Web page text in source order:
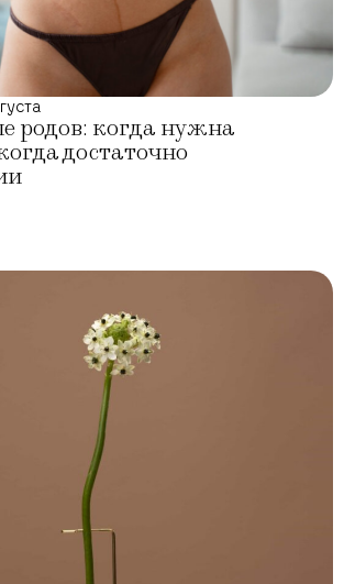
родов: когда нужна
достаточно